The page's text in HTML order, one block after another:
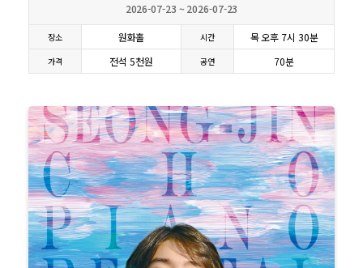
2026-07-23 ~ 2026-07-23
장소 원화홀 시간 목 오후 7시 30분
가격 전석 5천원 공연 70분